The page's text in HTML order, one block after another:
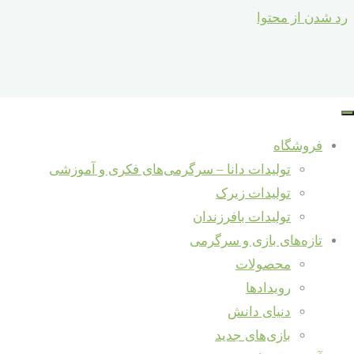
رد شدن از محتوا
فروشگاه
تولیدات دانا – سرگرمی‌های فکری و آموزشی
تولیدات زیرک
تولیدات بافرزندان
تازه‌های بازی و سرگرمی
محصولات
رویدادها
دنیای دانش
بازی‌های جدید